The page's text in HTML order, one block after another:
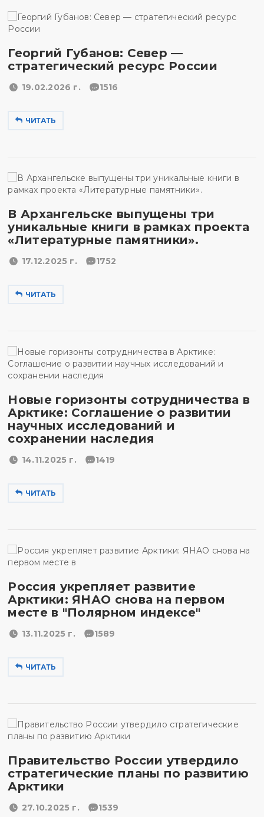
Георгий Губанов: Север —
стратегический ресурс России
19.02.2026 г. 1516
ЧИТАТЬ
В Архангельске выпущены три
уникальные книги в рамках проекта
«Литературные памятники».
17.12.2025 г. 1752
ЧИТАТЬ
Новые горизонты сотрудничества в
Арктике: Соглашение о развитии
научных исследований и
сохранении наследия
14.11.2025 г. 1419
ЧИТАТЬ
Россия укрепляет развитие
Арктики: ЯНАО снова на первом
месте в "Полярном индексе"
13.11.2025 г. 1589
ЧИТАТЬ
Правительство России утвердило
стратегические планы по развитию
Арктики
27.10.2025 г. 1539